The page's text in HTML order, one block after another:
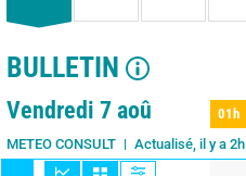
BULLETIN
1 jour 3 jours 7 jours 15 jours
Vendredi 7 aoû
METEO CONSULT Actualisé, il y a 2h
01h
01h